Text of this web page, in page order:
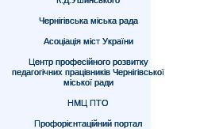
Чернігівська міська рада
Асоціація міст України
Центр професійного розвитку
педагогічних працівників Чернігівської
міської ради
НМЦ ПТО
Профорієнтаційний портал